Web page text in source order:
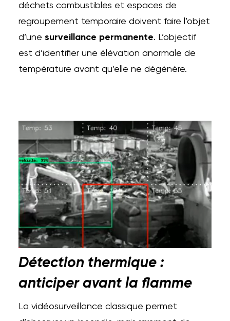
déchets combustibles et espaces de
regroupement temporaire doivent faire l’objet
d’une surveillance permanente. L’objectif
est d’identifier une élévation anormale de
température avant qu’elle ne dégénère.
Détection thermique :
anticiper avant la flamme
La vidéosurveillance classique permet